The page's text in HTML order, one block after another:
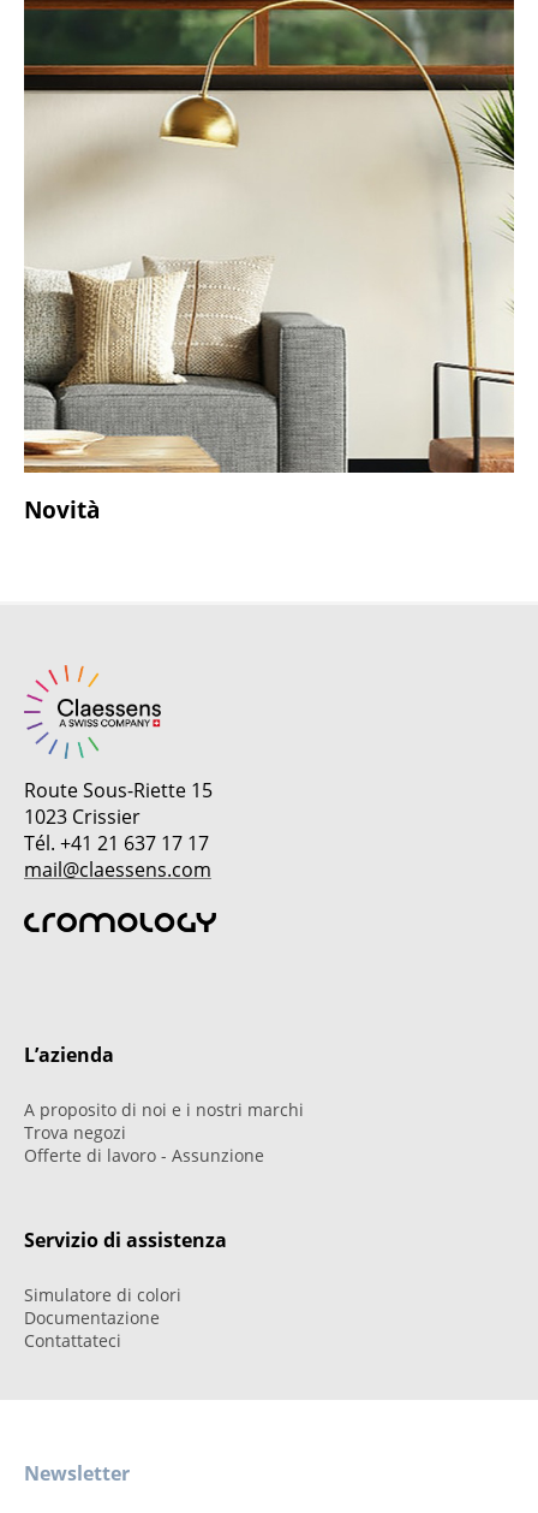
Novità
Route Sous-Riette 15
1023 Crissier
Tél. +41 21 637 17 17
mail@claessens.com
L’azienda
A proposito di noi e i nostri marchi
Trova negozi
Offerte di lavoro - Assunzione
Servizio di assistenza
Simulatore di colori
Documentazione
Contattateci
Newsletter